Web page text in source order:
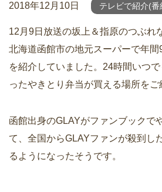
2018年12月10日 テレビで紹介(番
12月9日放送の坂上＆指原のつぶれ
北海道函館市の地元スーパーで年
を紹介していました。24時間いつ
ったやきとり弁当が買える場所をご
函館出身のGLAYがファンブックで
て、全国からGLAYファンが殺到し
るようになったそうです。